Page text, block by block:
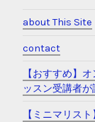
about This Site
contact
【おすすめ】
ッスン受講者が
【ミニマリス